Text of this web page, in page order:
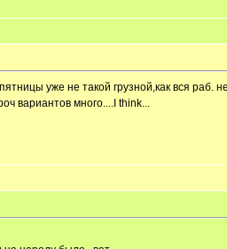
уже не такой грузной,как вся
вариантов много....I think...